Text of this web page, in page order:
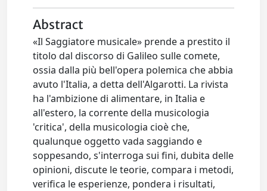
Abstract
«Il Saggiatore musicale» prende a prestito il
titolo dal discorso di Galileo sulle comete,
ossia dalla più bell'opera polemica che abbia
avuto l'Italia, a detta dell'Algarotti. La rivista
ha l'ambizione di alimentare, in Italia e
all'estero, la corrente della musicologia
'critica', della musicologia cioè che,
qualunque oggetto vada saggiando e
soppesando, s'interroga sui fini, dubita delle
opinioni, discute le teorie, compara i metodi,
verifica le esperienze, pondera i risultati,